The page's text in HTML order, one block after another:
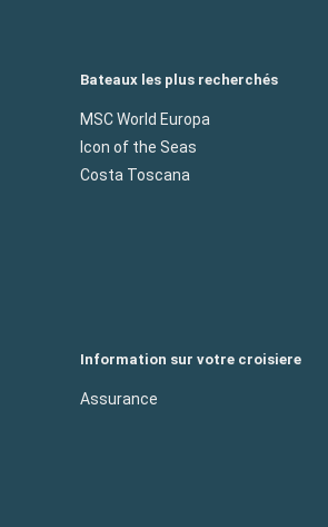
Bateaux les plus recherchés
MSC World Europa
Icon of the Seas
Costa Toscana
Information sur votre croisiere
Assurance